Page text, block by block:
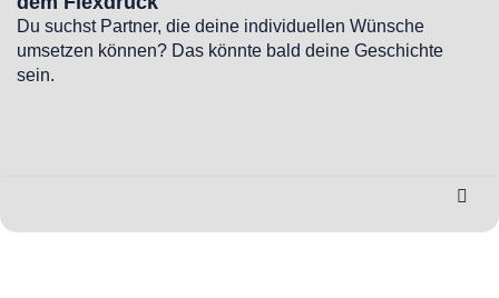
Du suchst Partner, die deine individuellen Wünsche
umsetzen können? Das könnte bald deine Geschichte
sein.